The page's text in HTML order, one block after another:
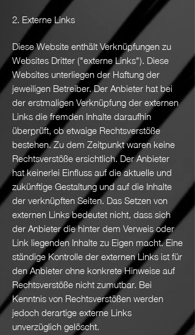
2. Externe Links
Diese Website enthält Verknüpfungen zu
Websites Dritter ("externe Links"). Diese
Websites unterliegen der Haftung der
jeweiligen Betreiber. Der Anbieter hat bei
der erstmaligen Verknüpfung der externen
Links die fremden Inhalte daraufhin
überprüft, ob etwaige Rechtsverstöße
bestehen. Zu dem Zeitpunkt waren keine
Rechtsverstöße ersichtlich. Der Anbieter
hat keinerlei Einfluss auf die aktuelle und
zukünftige Gestaltung und auf die Inhalte
der verknüpften Seiten. Das Setzen von
externen Links bedeutet nicht, dass sich
der Anbieter die hinter dem Verweis oder
Link liegenden Inhalte zu Eigen macht. Eine
ständige Kontrolle der externen Links ist für
den Anbieter ohne konkrete Hinweise auf
Rechtsverstöße nicht zumutbar. Bei
Kenntnis von Rechtsverstößen werden
jedoch derartige externe Links
unverzüglich gelöscht.